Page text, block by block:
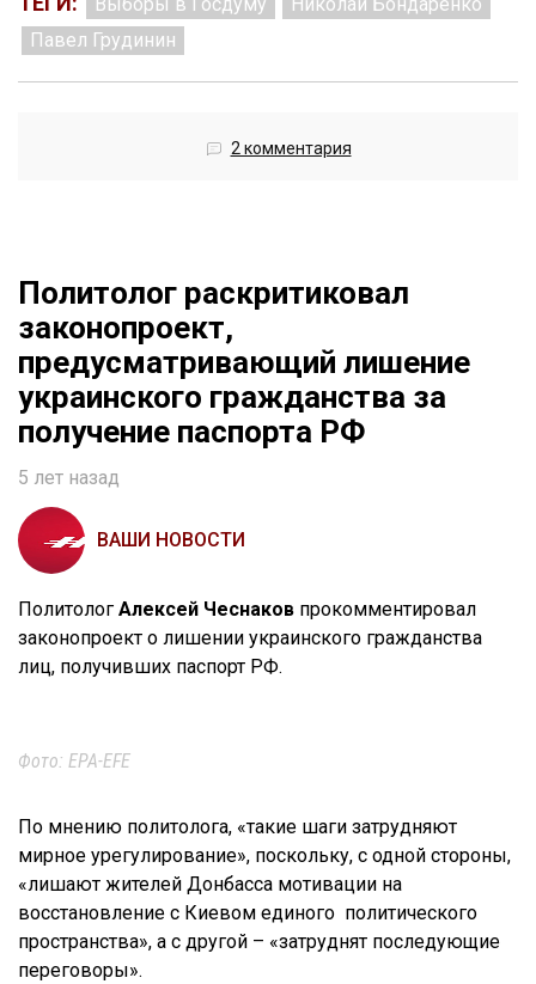
Павел Грудинин
2 комментария
Политолог раскритиковал
законопроект,
предусматривающий лишение
украинского гражданства за
получение паспорта РФ
5 лет назад
ВАШИ НОВОСТИ
Политолог Алексей Чеснаков прокомментировал
законопроект о лишении украинского гражданства
лиц, получивших паспорт РФ.
Фото: EPA-EFE
По мнению политолога, «такие шаги затрудняют
мирное урегулирование», поскольку, с одной стороны,
«лишают жителей Донбасса мотивации на
восстановление с Киевом единого политического
пространства», а с другой – «затруднят последующие
переговоры».